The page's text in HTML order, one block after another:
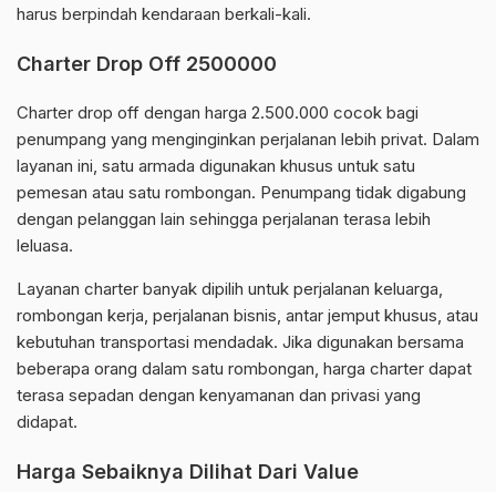
harus berpindah kendaraan berkali-kali.
Charter Drop Off 2500000
Charter drop off dengan harga 2.500.000 cocok bagi
penumpang yang menginginkan perjalanan lebih privat. Dalam
layanan ini, satu armada digunakan khusus untuk satu
pemesan atau satu rombongan. Penumpang tidak digabung
dengan pelanggan lain sehingga perjalanan terasa lebih
leluasa.
Layanan charter banyak dipilih untuk perjalanan keluarga,
rombongan kerja, perjalanan bisnis, antar jemput khusus, atau
kebutuhan transportasi mendadak. Jika digunakan bersama
beberapa orang dalam satu rombongan, harga charter dapat
terasa sepadan dengan kenyamanan dan privasi yang
didapat.
Harga Sebaiknya Dilihat Dari Value